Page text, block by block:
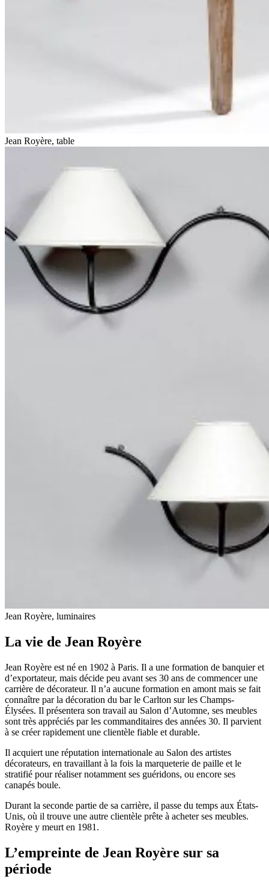
Jean Royère, table
Jean Royère, luminaires
La vie de Jean Royère
Jean Royère est né en 1902 à Paris. Il a une formation de banquier et
d’exportateur, mais décide peu avant ses 30 ans de commencer une
carrière de décorateur. Il n’a aucune formation en amont mais se fait
connaître par la décoration du bar le Carlton sur les Champs-
Élysées. Il présentera son travail au Salon d’Automne, ses meubles
sont très appréciés par les commanditaires des années 30. Il parvient
à se créer rapidement une clientèle fiable et durable.
Il acquiert une réputation internationale au Salon des artistes
décorateurs, en travaillant à la fois la marqueterie de paille et le
stratifié pour réaliser notamment ses guéridons, ou encore ses
canapés boule.
Durant la seconde partie de sa carrière, il passe du temps aux États-
Unis, où il trouve une autre clientèle prête à acheter ses meubles.
Royère y meurt en 1981.
L’empreinte de Jean Royère sur sa
période